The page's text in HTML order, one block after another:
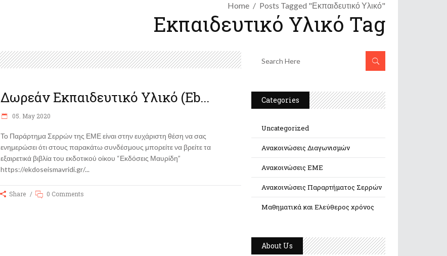
Home Posts Tagged "Εκπαιδευτικό Υλικό"
Εκπαιδευτικό Υλικό Tag
Δωρεάν Εκπαιδευτικό Υλικό (eb...
05. May 2020
Το Παράρτημα Σερρών της ΕΜΕ είναι στην ευχάριστη θέση να σας
ενημερώσει ότι στους παρακάτω συνδέσμους μπορείτε να βρείτε τα
εξαιρετικά βιβλία του εκδοτικού οίκου “Εκδόσεις Μαυρίδη”
https://ekdoseismavridi.gr/
Share 0 Comments
Categories
Uncategorized
Ανακοινώσεις Διαγωνισμών
Ανακοινώσεις ΕΜΕ
Ανακοινώσεις Παραρτήματος Σερρών
Μαθηματικά και Ελεύθερος χρόνος
About Us